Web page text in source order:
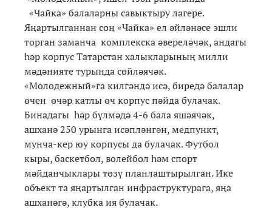
«Чайка» балаларны савыктыру лагере.
Яңартылганнан соң «Чайка» ел әйләнәсе эшли
торган заманча комплекска әвереләчәк, андагы
һәр корпус Татарстан халыкларының милли
мәдәнияте турында сөйләячәк.
«Молодежный»га килгәндә исә, биредә балалар
өчен өчәр катлы өч корпус пәйда булачак.
Бинадагы һәр бүлмәдә 4-6 бала яшәячәк,
ашханә 250 урынга исәпләнгән, медпункт,
мунча-кер юу корпусы да булачак. Футбол
кыры, баскетбол, волейбол һәм спорт
мәйданчыклары төзү планлаштырылган. Ике
объект та яңартылган инфраструктурага, яңа
ашханәгә, клубка ия булачак.